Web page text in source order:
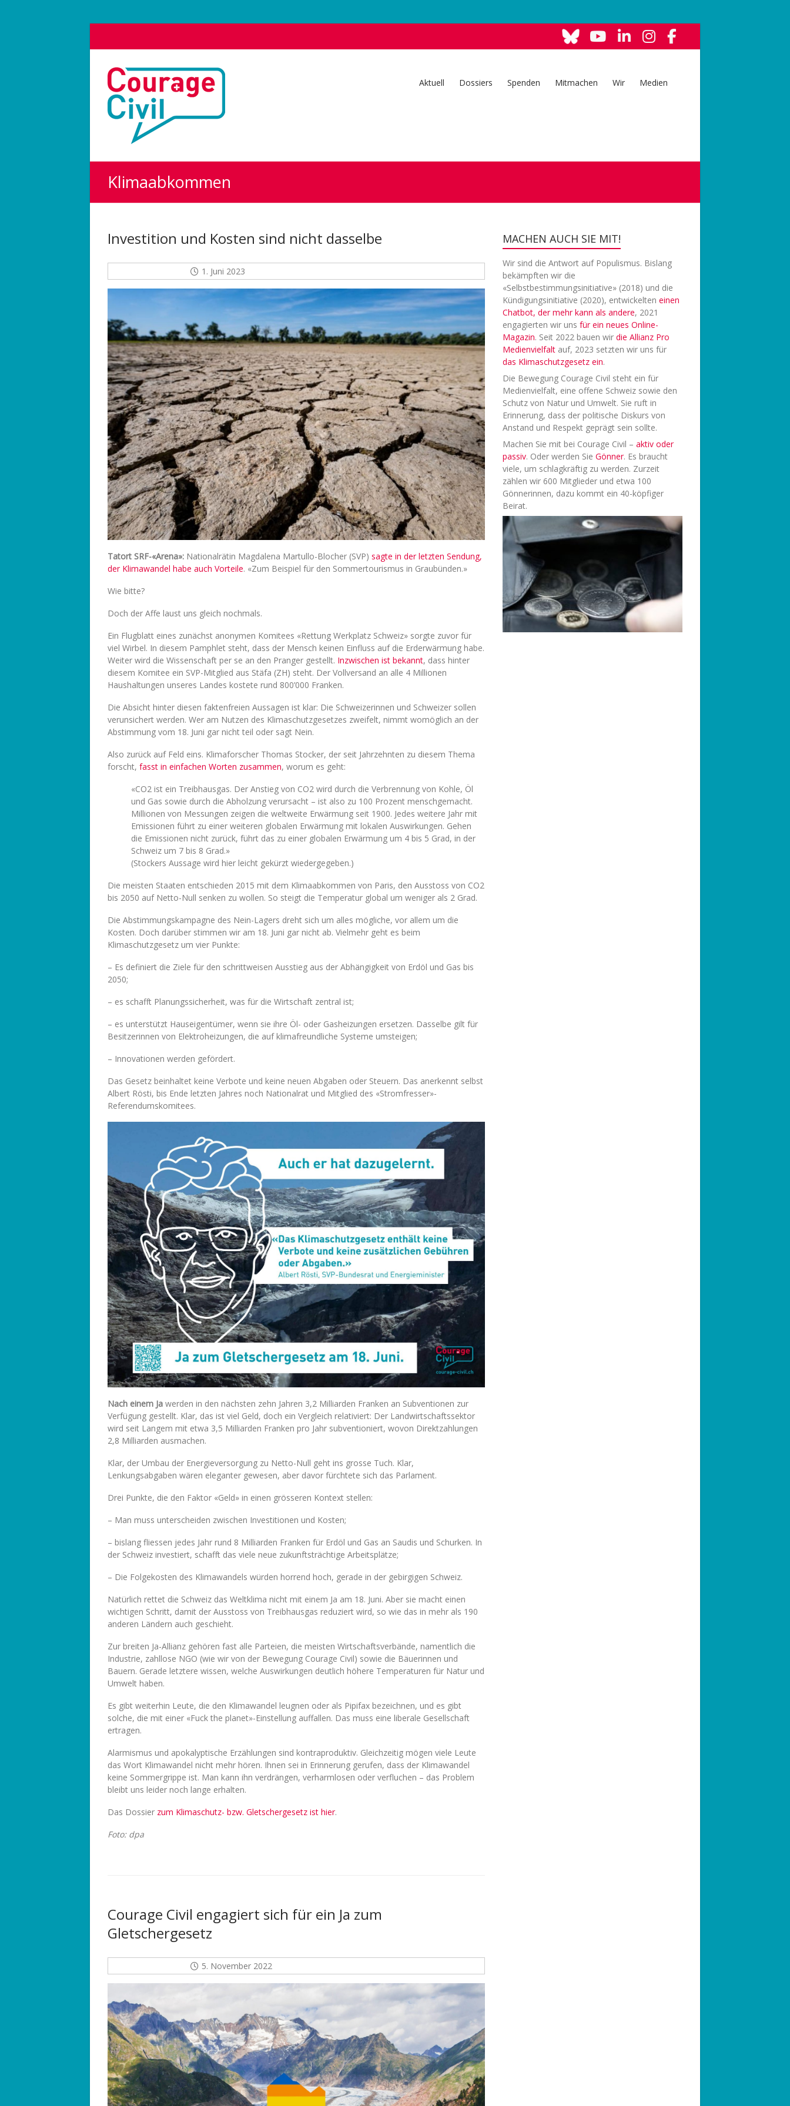
Courage
Civil
Weil
Demokratie
Aktuell Dossiers Spenden Mitmachen Wir Medien
Klimaabkommen
Investition und Kosten sind nicht dasselbe
1. Juni 2023
Tatort SRF-«Arena»: Nationalrätin Magdalena Martullo-Blocher (SVP) sagte in der letzten Sendung,
der Klimawandel habe auch Vorteile. «Zum Beispiel für den Sommertourismus in Graubünden.»
Wie bitte?
Doch der Affe laust uns gleich nochmals.
Ein Flugblatt eines zunächst anonymen Komitees «Rettung Werkplatz Schweiz» sorgte zuvor für
viel Wirbel. In diesem Pamphlet steht, dass der Mensch keinen Einfluss auf die Erderwärmung habe.
Weiter wird die Wissenschaft per se an den Pranger gestellt. Inzwischen ist bekannt, dass hinter
diesem Komitee ein SVP-Mitglied aus Stäfa (ZH) steht. Der Vollversand an alle 4 Millionen
Haushaltungen unseres Landes kostete rund 800’000 Franken.
Die Absicht hinter diesen faktenfreien Aussagen ist klar: Die Schweizerinnen und Schweizer sollen
verunsichert werden. Wer am Nutzen des Klimaschutzgesetzes zweifelt, nimmt womöglich an der
Abstimmung vom 18. Juni gar nicht teil oder sagt Nein.
Also zurück auf Feld eins. Klimaforscher Thomas Stocker, der seit Jahrzehnten zu diesem Thema
forscht, fasst in einfachen Worten zusammen, worum es geht:
«CO2 ist ein Treibhausgas. Der Anstieg von CO2 wird durch die Verbrennung von Kohle, Öl
und Gas sowie durch die Abholzung verursacht – ist also zu 100 Prozent menschgemacht.
Millionen von Messungen zeigen die weltweite Erwärmung seit 1900. Jedes weitere Jahr mit
Emissionen führt zu einer weiteren globalen Erwärmung mit lokalen Auswirkungen. Gehen
die Emissionen nicht zurück, führt das zu einer globalen Erwärmung um 4 bis 5 Grad, in der
Schweiz um 7 bis 8 Grad.»
(Stockers Aussage wird hier leicht gekürzt wiedergegeben.)
Die meisten Staaten entschieden 2015 mit dem Klimaabkommen von Paris, den Ausstoss von CO2
bis 2050 auf Netto-Null senken zu wollen. So steigt die Temperatur global um weniger als 2 Grad.
Die Abstimmungskampagne des Nein-Lagers dreht sich um alles mögliche, vor allem um die
Kosten. Doch darüber stimmen wir am 18. Juni gar nicht ab. Vielmehr geht es beim
Klimaschutzgesetz um vier Punkte:
– Es definiert die Ziele für den schrittweisen Ausstieg aus der Abhängigkeit von Erdöl und Gas bis
2050;
– es schafft Planungssicherheit, was für die Wirtschaft zentral ist;
– es unterstützt Hauseigentümer, wenn sie ihre Öl- oder Gasheizungen ersetzen. Dasselbe gilt für
Besitzerinnen von Elektroheizungen, die auf klimafreundliche Systeme umsteigen;
– Innovationen werden gefördert.
Das Gesetz beinhaltet keine Verbote und keine neuen Abgaben oder Steuern. Das anerkennt selbst
Albert Rösti, bis Ende letzten Jahres noch Nationalrat und Mitglied des «Stromfresser»-
Referendumskomitees.
Nach einem Ja werden in den nächsten zehn Jahren 3,2 Milliarden Franken an Subventionen zur
Verfügung gestellt. Klar, das ist viel Geld, doch ein Vergleich relativiert: Der Landwirtschaftssektor
wird seit Langem mit etwa 3,5 Milliarden Franken pro Jahr subventioniert, wovon Direktzahlungen
2,8 Milliarden ausmachen.
Klar, der Umbau der Energieversorgung zu Netto-Null geht ins grosse Tuch. Klar,
Lenkungsabgaben wären eleganter gewesen, aber davor fürchtete sich das Parlament.
Drei Punkte, die den Faktor «Geld» in einen grösseren Kontext stellen:
– Man muss unterscheiden zwischen Investitionen und Kosten;
– bislang fliessen jedes Jahr rund 8 Milliarden Franken für Erdöl und Gas an Saudis und Schurken. In
der Schweiz investiert, schafft das viele neue zukunftsträchtige Arbeitsplätze;
– Die Folgekosten des Klimawandels würden horrend hoch, gerade in der gebirgigen Schweiz.
Natürlich rettet die Schweiz das Weltklima nicht mit einem Ja am 18. Juni. Aber sie macht einen
wichtigen Schritt, damit der Ausstoss von Treibhausgas reduziert wird, so wie das in mehr als 190
anderen Ländern auch geschieht.
Zur breiten Ja-Allianz gehören fast alle Parteien, die meisten Wirtschaftsverbände, namentlich die
Industrie, zahllose NGO (wie wir von der Bewegung Courage Civil) sowie die Bäuerinnen und
Bauern. Gerade letztere wissen, welche Auswirkungen deutlich höhere Temperaturen für Natur und
Umwelt haben.
Es gibt weiterhin Leute, die den Klimawandel leugnen oder als Pipifax bezeichnen, und es gibt
solche, die mit einer «Fuck the planet»-Einstellung auffallen. Das muss eine liberale Gesellschaft
ertragen.
Alarmismus und apokalyptische Erzählungen sind kontraproduktiv. Gleichzeitig mögen viele Leute
das Wort Klimawandel nicht mehr hören. Ihnen sei in Erinnerung gerufen, dass der Klimawandel
keine Sommergrippe ist. Man kann ihn verdrängen, verharmlosen oder verfluchen – das Problem
bleibt uns leider noch lange erhalten.
Das Dossier zum Klimaschutz- bzw. Gletschergesetz ist hier.
Foto: dpa
Courage Civil engagiert sich für ein Ja zum
Gletschergesetz
5. November 2022
MACHEN AUCH SIE MIT!
Wir sind die Antwort auf Populismus. Bislang
bekämpften wir die
«Selbstbestimmungsinitiative» (2018) und die
Kündigungsinitiative (2020), entwickelteneinen
Chatbot, der mehr kann als andere, 2021
engagierten wir unsfür ein neues Online-
Magazin. Seit 2022 bauen wirdie Allianz Pro
Medienvielfalt auf, 2023 setzten wir uns für
das Klimaschutzgesetz ein.
Die Bewegung Courage Civil steht ein für
Medienvielfalt, eine offene Schweiz sowie den
Schutz von Natur und Umwelt. Sie ruft in
Erinnerung, dass der politische Diskurs von
Anstand und Respekt geprägt sein sollte.
Machen Sie mit bei Courage Civil –aktiv oder
passiv. Oder werden SieGönner. Es braucht
viele, um schlagkräftig zu werden. Zurzeit
zählen wir 600 Mitglieder und etwa 100
Gönnerinnen, dazu kommt ein 40-köpfiger
Beirat.